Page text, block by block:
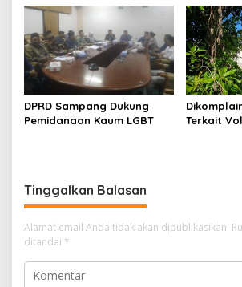
Perkuat Sinergi dengan
Nelayan Sampang
DPRD Sampang Dukung
Pemidanaan Kaum LGBT
Terkait
Tinggalkan Balasan
Alamat email Anda tidak akan dipublikasikan.
ditandai *